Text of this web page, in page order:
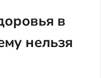
в
нельзя